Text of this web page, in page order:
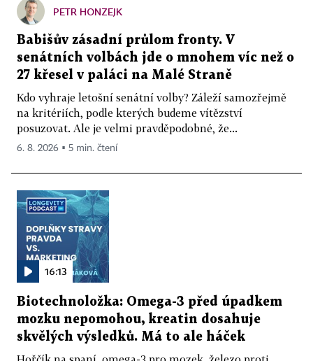
PETR HONZEJK
Babišův zásadní průlom fronty. V
senátních volbách jde o mnohem víc než o
27 křesel v paláci na Malé Straně
Kdo vyhraje letošní senátní volby? Záleží samozřejmě
na kritériích, podle kterých budeme vítězství
posuzovat. Ale je velmi pravděpodobné, že...
6. 8. 2026 ▪ 5 min. čtení
16:13
Biotechnoložka: Omega-3 před úpadkem
mozku nepomohou, kreatin dosahuje
skvělých výsledků. Má to ale háček